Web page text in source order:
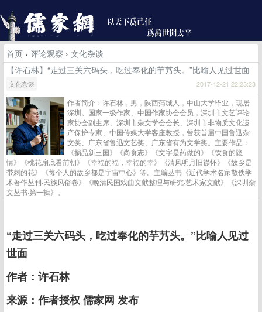
首页 › 评论观察 › 文化杂谈
【许石林】“走过三关六码头，吃过奉化的芋艿头。”比喻人见过世面
文化杂谈 2017-12-21 22:23:23
作者简介：许石林，男，陕西蒲城人，中山大学毕业，现居
深圳。国家一级作家、中国作家协会会员，深圳市文艺评论
家协会副主席、深圳市杂文学会会长、深圳市非物质文化遗
产保护专家、中国传媒大学客座教授，曾获首届中国鲁迅杂
文奖、广东省鲁迅文艺奖、广东省有为文学奖。主要作品：
《损品新三国》《尚食志》《文字是药做的》《饮食的隐
情》《桃花扇底看前朝》《幸福的福，幸福的幸》《清风明月旧襟怀》《故乡是
带刺的花》《每个人的故乡都是宇宙中心》等。主编丛书《近代学术名家散佚学
术著作丛刊·民族风俗卷》《晚清民国戏曲文献整理与研究·艺术家文献》《深圳杂
文丛书·第一辑》。
“走过三关六码头，吃过奉化的芋艿头。”比喻人见过
世面
作者：许石林
来源：作者授权 儒家网 发布